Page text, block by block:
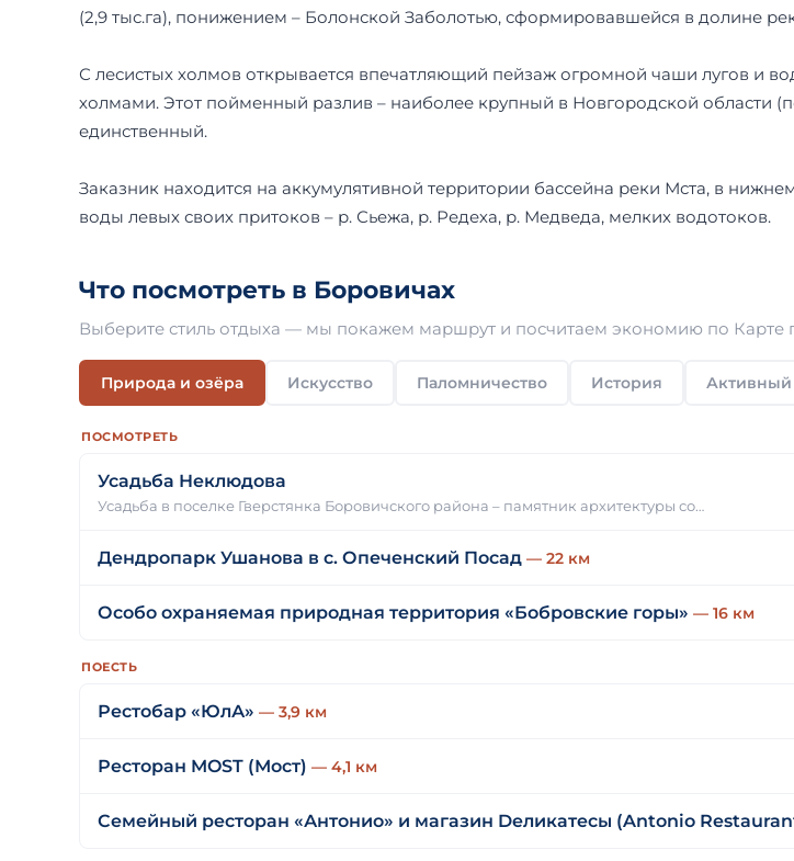
(2,9 тыс.га), понижением – Болонской Заболотью, сформировавшейся в долине
С лесистых холмов открывается впечатляющий пейзаж огромной чаши лугов и
холмами. Этот пойменный разлив – наиболее крупный в Новгородской области
единственный.
Заказник находится на аккумулятивной территории бассейна реки Мста, в
воды левых своих притоков – р. Сьежа, р. Редеха, р. Медведа, мелких водотоков.
Что посмотреть в Боровичах
Выберите стиль отдыха — мы покажем маршрут и посчитаем экономию по Карте
Природа и озёра Искусство Паломничество История Активный
ПОСМОТРЕТЬ
Усадьба Неклюдова
Усадьба в поселке Гверстянка Боровичского района – памятник архитектуры со…
Дендропарк Ушанова в c. Опеченский Посад — 22 км
Особо охраняемая природная территория «Бобровские горы» — 16 км
ПОЕСТЬ
Рестобар «ЮлА» — 3,9 км
Ресторан MOST (Мост) — 4,1 км
Семейный ресторан «Антонио» и магазин Dеликатесы (Antonio